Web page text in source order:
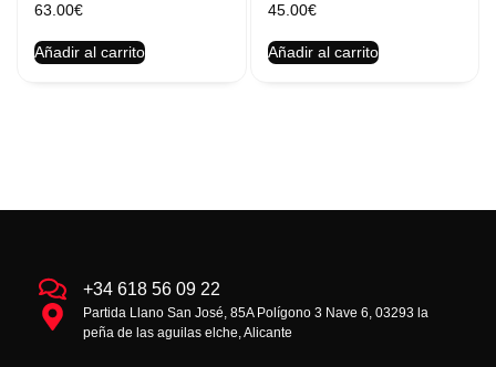
63.00€
Añadir al carrito
45.00€
Añadir al carrito
+34 618 56 09 22
Partida Llano San José, 85A Polígono 3 Nave 6, 03293 la
peña de las aguilas elche, Alicante